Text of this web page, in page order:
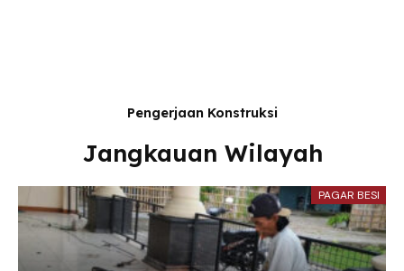
Pengerjaan Konstruksi
Jangkauan Wilayah
PAGAR BESI